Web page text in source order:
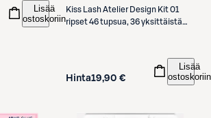
Lisää
ostoskoriin
Kiss
Lash Atelier Design Kit 01
ripset 46 tupsua, 36 yksittäistä
Hinta19,90 €
Lisää
ostoskoriin